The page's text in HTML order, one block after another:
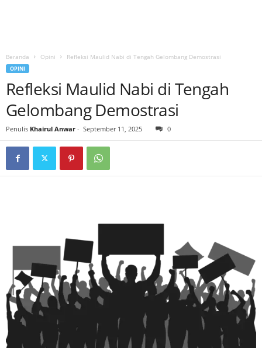
Beranda Opini Refleksi Maulid Nabi di Tengah Gelombang Demostrasi
OPINI
Refleksi Maulid Nabi di Tengah
Gelombang Demostrasi
Penulis Khairul Anwar - September 11, 2025 0